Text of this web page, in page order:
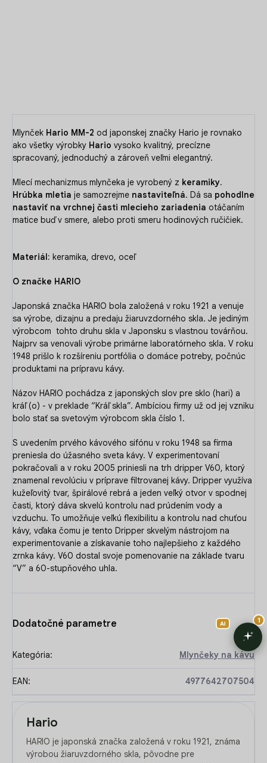
Mlynček Hario MM-2 od japonskej značky Hario je rovnako
ako všetky výrobky Hario vysoko kvalitný, precízne
spracovaný, jednoduchý a zároveň veľmi elegantný.
Mlecí mechanizmus mlynčeka je vyrobený z keramiky.
Hrúbka mletia je samozrejme nastaviteľná. Dá sa pohodlne
nastaviť na vrchnej časti mlecieho zariadenia otáčaním
matice buď v smere, alebo proti smeru hodinových ručičiek.
Materiál: keramika, drevo, oceľ
O značke HARIO
Japonská značka HARIO bola založená v roku 1921 a venuje
sa výrobe, dizajnu a predaju žiaruvzdorného skla. Je jediným
výrobcom tohto druhu skla v Japonsku s vlastnou továrňou.
Najprv sa venovali výrobe primárne laboratórneho skla. V roku
1948 prišlo k rozšíreniu portfólia o domáce potreby, počnúc
produktami na prípravu kávy.
Názov HARIO pochádza z japonských slov pre sklo (hari) a
kráľ (o) - v preklade “Kráľ skla”. Ambíciou firmy už od jej vzniku
bolo stať sa svetovým výrobcom skla číslo 1.
S uvedením prvého kávového sifónu v roku 1948 sa firma
preniesla do úžasného sveta kávy. V experimentovaní
pokračovali a v roku 2005 priniesli na trh dripper V60, ktorý
znamenal revolúciu v príprave filtrovanej kávy. Dripper využíva
kužeľovitý tvar, špirálové rebrá a jeden veľký otvor v spodnej
časti, ktorý dáva skvelú kontrolu nad prúdením vody a
vzduchu. To umožňuje veľkú flexibilitu a kontrolu nad chuťou
kávy, vďaka čomu je tento Dripper skvelým nástrojom na
experimentovanie a získavanie toho najlepšieho z každého
zrnka kávy. V60 dostal svoje pomenovanie na základe tvaru
“V” a 60-stupňového uhla.
Dodatočné parametre
Kategória: Mlynčeky na kávu
EAN: 4977642707504
Hario
HARIO je japonská značka založená v roku 1921, známa
výrobou žiaruvzdorného skla, pôvodne pre